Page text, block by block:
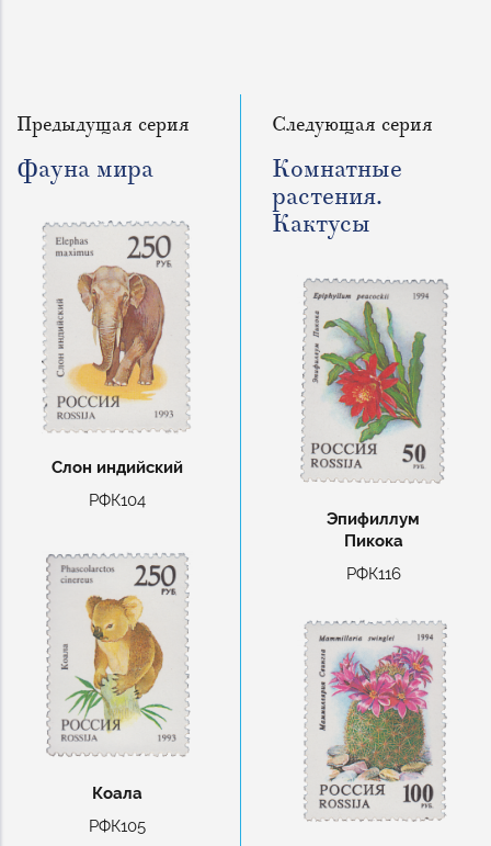
Предыдущая серия
Фауна мира
Слон индийский
РФК104
Коала
РФК105
Следующая серия
Комнатные
растения.
Кактусы
Эпифиллум
Пикока
РФК116